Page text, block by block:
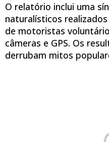
O relatório inclui uma
naturalísticos
de motoristas
câmeras e GPS. Os
derrubam mitos